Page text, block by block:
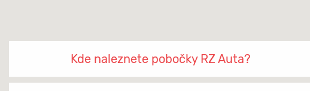
Kde naleznete pobočky RZ Auta?